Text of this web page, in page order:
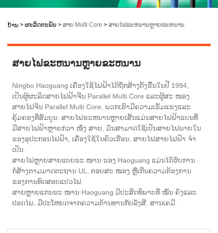
ບ້ານ > ຜະລິດຕະພັນ > ສາຍ Multi Core > ສາຍໄຟຂະຫນານຫຼາຍຂະຫນານ
ສາຍໄຟຂະຫນານຫຼາຍຂະຫນານ
Ningbo Haoguang ເຄື່ອງໃຊ້ໄຟຟ້າໄດ້ຖືກສ້າງຕັ້ງຂື້ນໃນປີ 1994,
ເປັນຜູ້ຜະລິດສາຍໄຟຟ້າຈີນ Parallel Multi Core ແລະຜູ້ສະ ໜອງ
ສາຍໄຟຈີນ Parallel Multi Core, ພວກເຮົາມີຄວາມເຂັ້ມແຂງແລະ
ຄຸ້ມຄອງທີ່ສົມບູນ. ສາຍໄຟຂະຫນານຫຼາຍເສັ້ນແມ່ນສາຍໄຟຟ້າແບນທີ່
ມີສາຍໄຟຟ້າຫຼາຍກ່ວາ ໜຶ່ງ ສາຍ, ມັນສາມາດໃຊ້ເປັນສາຍໄຟພາຍໃນ
ຂອງອຸປະກອນໄຟຟ້າ, ເຄື່ອງໃຊ້ໃນຄົວເຮືອນ, ສາຍໄຟສາຍໄຟຟ້າ ຈໍາ​
ເປັນ.
ສາຍໄຟຫຼາຍສາຍແບບຂະ ໜານ ຂອງ Haoguang ແມ່ນໄດ້ຮັບການ
ກໍ່ສ້າງຕາມມາດຕະຖານ UL, ຕອບສະ ໜອງ ຫຼືເກີນຄວາມຕ້ອງການ
ຂອງການທົດສອບແປວໄຟ.
ສາຍຫຼາຍແກນຂະ ໜານ Haoguang ມີປະສິດທິພາບທີ່ ໝັ້ນ ຄົງແລະ
ປອດໄພ, ມີປະໂຫຍດຈາກຄວາມຕ້ານທານກັບລັງສີ, ສານເຄມີ.